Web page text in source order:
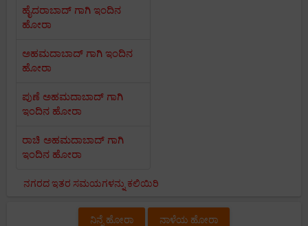
ಹೈದರಾಬಾದ್ ಗಾಗಿ ಇಂದಿನ
ಹೋರಾ
ಅಹಮದಾಬಾದ್ ಗಾಗಿ ಇಂದಿನ
ಹೋರಾ
ಪುಣೆ ಅಹಮದಾಬಾದ್ ಗಾಗಿ
ಇಂದಿನ ಹೋರಾ
ರಾಚಿ ಅಹಮದಾಬಾದ್ ಗಾಗಿ
ಇಂದಿನ ಹೋರಾ
ನಗರದ ಇತರ ಸಮಯಗಳನ್ನು ಕಲಿಯಿರಿ
ನಿನ್ನೆ ಹೋರಾ ನಾಳೆಯ ಹೋರಾ